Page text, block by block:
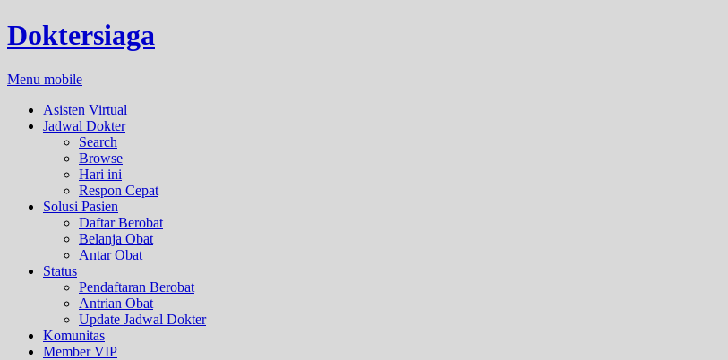
Doktersiaga
Menu mobile
Asisten Virtual
Jadwal Dokter
Search
Browse
Hari ini
Respon Cepat
Solusi Pasien
Daftar Berobat
Belanja Obat
Antar Obat
Status
Pendaftaran Berobat
Antrian Obat
Update Jadwal Dokter
Komunitas
Member VIP